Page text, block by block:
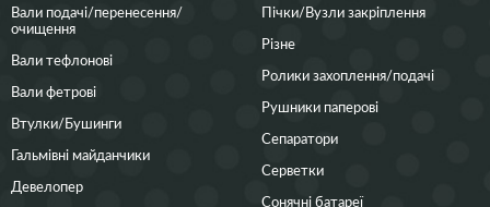
Вали подачі/перенесення/
очищення
Вали тефлонові
Вали фетрові
Втулки/Бушинги
Гальмівні майданчики
Девелопер
Пічки/Вузли закріплення
Різне
Ролики захоплення/подачі
Рушники паперові
Сепаратори
Серветки
Сонячні батареї